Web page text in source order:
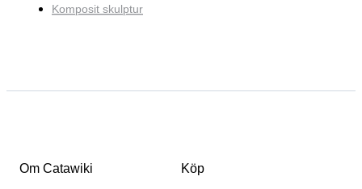
Komposit skulptur
Om Catawiki Köp